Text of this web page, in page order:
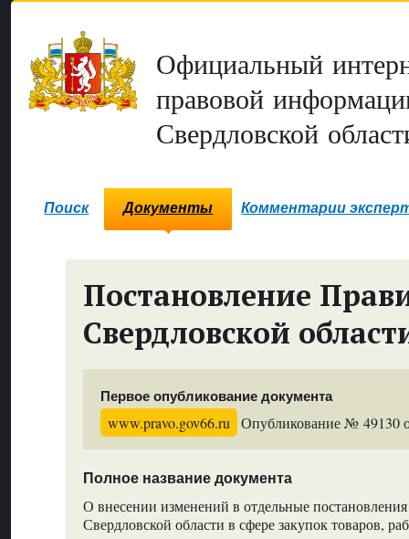
Официальный
правовой
Свердловской
Поиск Документы Комментарии
Постановление
Свердловской
Первое опубликование документа
www.pravo.gov66.ru Опубликование № 49130
Полное название документа
О внесении изменений в отдельные
Свердловской области в сфере закупок товаров,